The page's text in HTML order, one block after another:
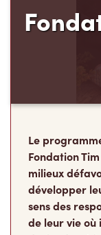
Le
Fondation
milieux
développer
sens des
de leur vie où